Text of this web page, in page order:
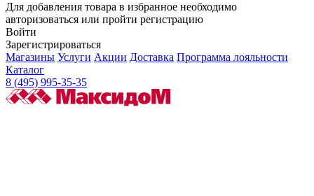
Для добавления товара в избранное необходимо
авторизоваться или пройти регистрацию
Войти
Зарегистрироваться
Магазины Услуги Акции Доставка Программа лояльности
Каталог
8 (495) 995-35-35